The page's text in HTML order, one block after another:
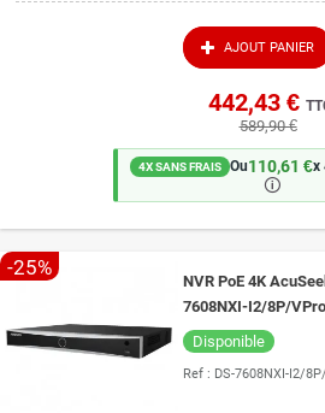
AJOUT PANIER
442,43 €
589,90 €
4X SANS FRAIS Ou110,61 €x
🛈
-25%
NVR PoE 4K
7608NXI-I2/8P/
Disponible
Ref : DS-7608NXI-I2/